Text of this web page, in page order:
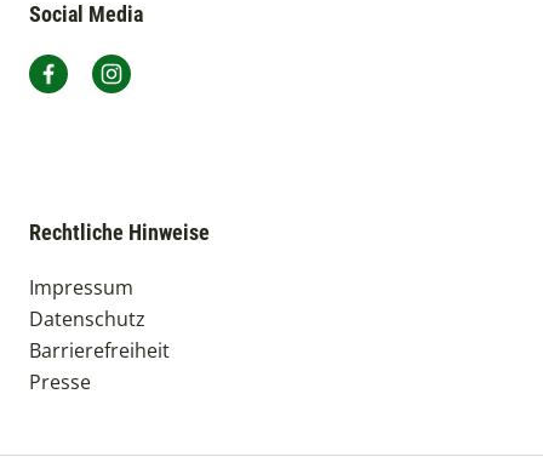
Social Media
Auer Dult München auf Facebook
Auer Dult München auf Instagram
Rechtliche Hinweise
Impressum
Datenschutz
Barrierefreiheit
Presse